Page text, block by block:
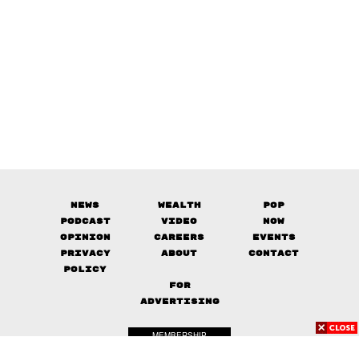
News Wealth
Pop
Podcast
Video
Now
Opinion
Careers
Events
Privacy
Policy
About Contact
FOR
ADVERTISING
MEMBERSHIP